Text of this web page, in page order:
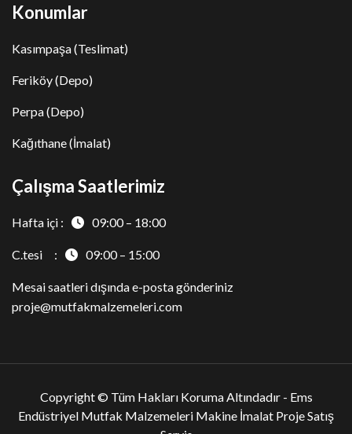
Konumlar
Kasımpaşa (Teslimat)
Feriköy (Depo)
Perpa (Depo)
Kağıthane (İmalat)
Çalışma Saatlerimiz
Hafta içi : 09:00 – 18:00
C.tesi : 09:00 – 15:00
Mesai saatleri dışında e-posta gönderiniz
proje@mutfakmalzemeleri.com
Copyright © Tüm Hakları Koruma Altındadır - Ems
Endüstriyel Mutfak Malzemeleri Makine İmalat Proje Satış